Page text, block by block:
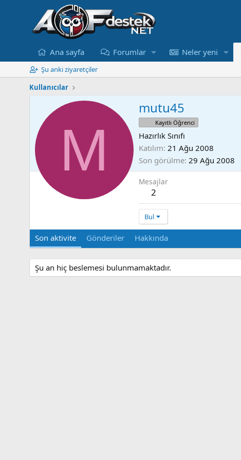
Ana sayfa Forumlar Neler yeni
Şu anki ziyaretçiler
Kullanıcılar
M
mutu45
Kayıtlı Öğrenci
Hazırlık Sınıfı
Katılım 21 Ağu 2008
Son görülme 29 Ağu 2008
Mesajlar
2
Bul
Son aktivite Gönderiler Hakkında
Şu an hiç beslemesi bulunmamaktadır.